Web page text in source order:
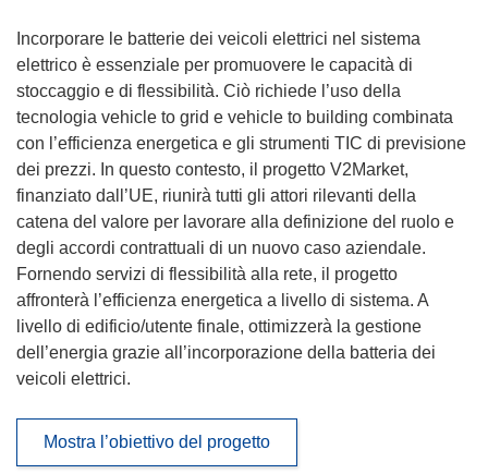
Incorporare le batterie dei veicoli elettrici nel sistema
elettrico è essenziale per promuovere le capacità di
stoccaggio e di flessibilità. Ciò richiede l’uso della
tecnologia vehicle to grid e vehicle to building combinata
con l’efficienza energetica e gli strumenti TIC di previsione
dei prezzi. In questo contesto, il progetto V2Market,
finanziato dall’UE, riunirà tutti gli attori rilevanti della
catena del valore per lavorare alla definizione del ruolo e
degli accordi contrattuali di un nuovo caso aziendale.
Fornendo servizi di flessibilità alla rete, il progetto
affronterà l’efficienza energetica a livello di sistema. A
livello di edificio/utente finale, ottimizzerà la gestione
dell’energia grazie all’incorporazione della batteria dei
veicoli elettrici.
Mostra l’obiettivo del progetto